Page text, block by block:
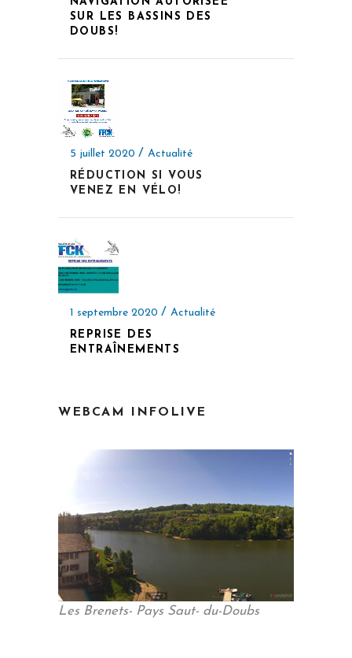
SUR LES BASSINS DES
DOUBS!
5 juillet 2020
Actualité
RÉDUCTION SI VOUS
VENEZ EN VÉLO!
1 septembre 2020
Actualité
REPRISE DES
ENTRAÎNEMENTS
WEBCAM INFOLIVE
Les Brenets- Pays Saut- du-Doubs